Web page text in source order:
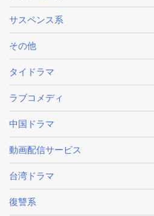
サスペンス系
その他
タイドラマ
ラブコメディ
中国ドラマ
動画配信サービス
台湾ドラマ
復讐系